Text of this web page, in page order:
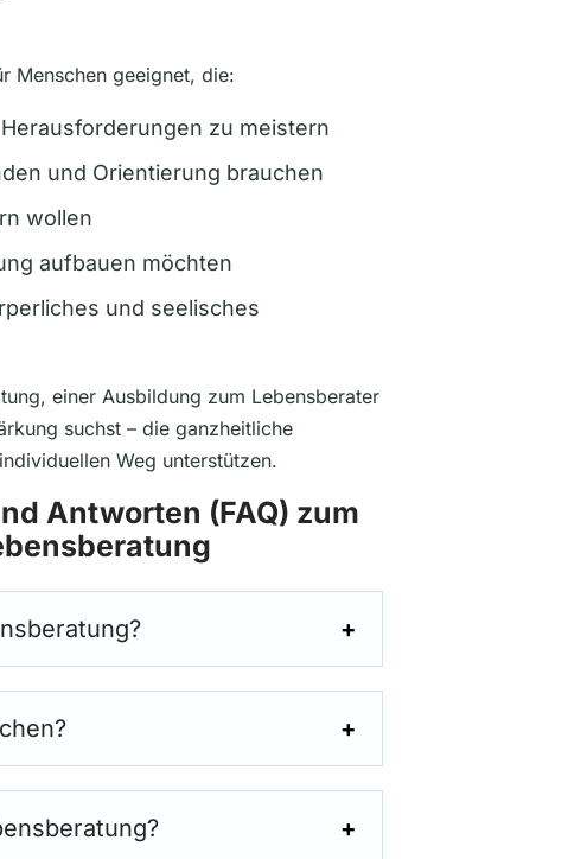
Menschen geeignet, die:
zu meistern
und Orientierung brauchen
wollen
aufbauen möchten
und seelisches
einer Ausbildung zum Lebensberater
suchst – die ganzheitliche
Weg unterstützen.
Antworten (FAQ) zum